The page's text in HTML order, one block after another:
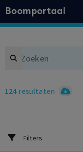
Boomportaal
Search
124 resultaten
Filters